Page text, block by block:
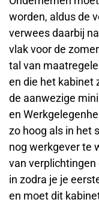
worden, aldus de
verwees daarbij
vlak voor de
tal van
en die het kabinet
de aanwezige
en
zo hoog als in het
nog werkgever te
van verplichtingen
in zodra je je
en moet dit